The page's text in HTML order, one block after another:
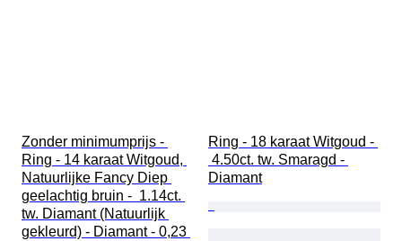
Zonder minimumprijs -
Ring - 14 karaat Witgoud,
Natuurlijke Fancy Diep
geelachtig bruin -  1.14ct.
tw. Diamant (Natuurlijk
gekleurd) - Diamant - 0,23
Ring - 18 karaat Witgoud -
4.50ct. tw. Smaragd -
Diamant